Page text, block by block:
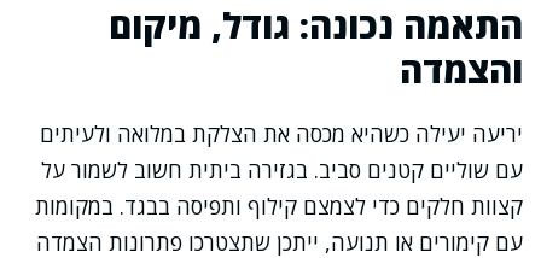
התאמה נכונה: גודל, מיקום
והצמדה
יריעה יעילה כשהיא מכסה את הצלקת במלואה ולעיתים
עם שוליים קטנים סביב. בגזירה ביתית חשוב לשמור על
קצוות חלקים כדי לצמצם קילוף ותפיסה בבגד. במקומות
עם קימורים או תנועה, ייתכן שתצטרכו פתרונות הצמדה